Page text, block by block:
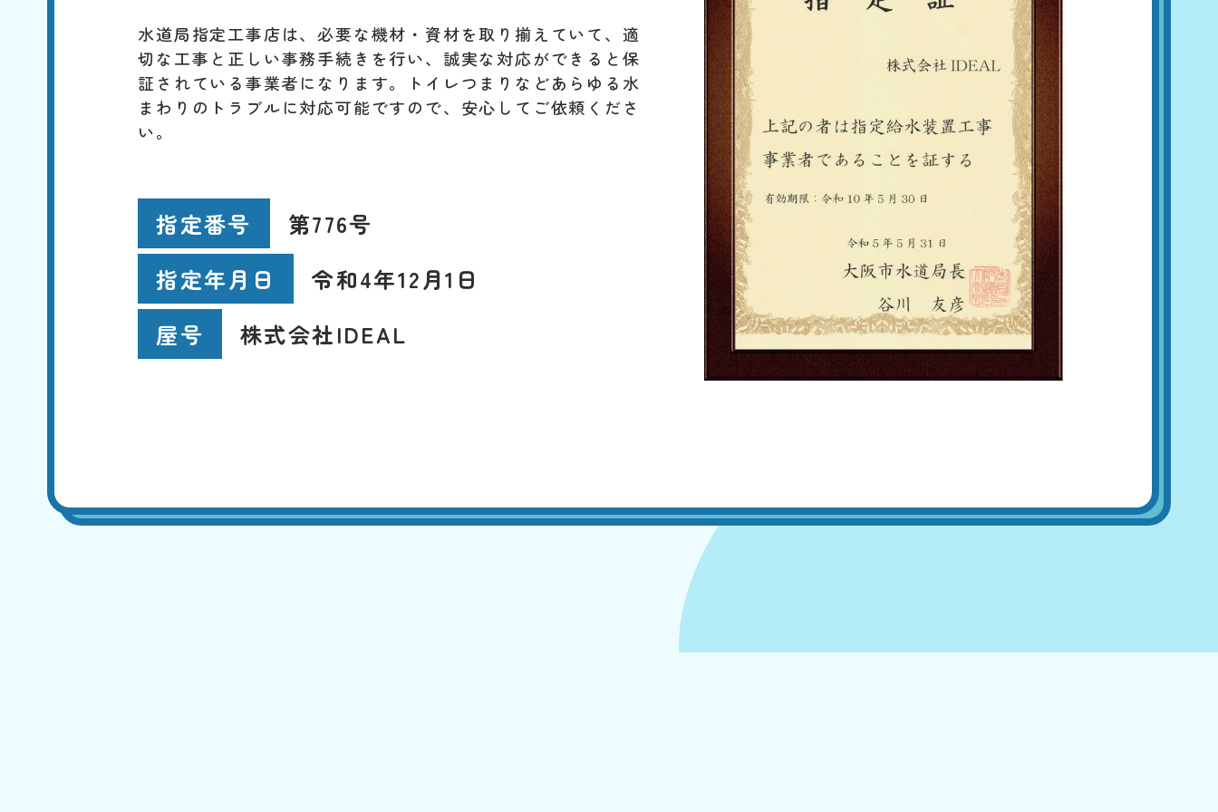
水道局指定工事店は、必要な機材・資材を取り揃えていて、適
切な工事と正しい事務手続きを行い、誠実な対応ができると保
証されている事業者になります。トイレつまりなどあらゆる水
まわりのトラブルに対応可能ですので、安心してご依頼くださ
い。
指定番号
第776号
指定年月日
令和4年12月1日
屋号
株式会社IDEAL